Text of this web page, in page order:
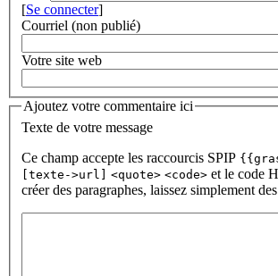
[Se connecter]
Courriel (non publié)
Votre site web
Ajoutez votre commentaire ici
Texte de votre message
Ce champ accepte les raccourcis SPIP
[texte->url] <quote> <code> et le code
créer des paragraphes, laissez simplement